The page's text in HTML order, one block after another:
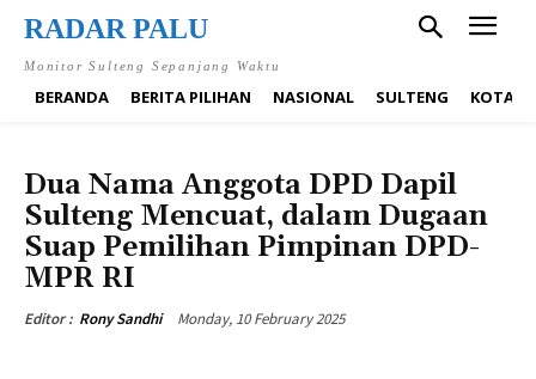
RADAR PALU
Monitor Sulteng Sepanjang Waktu
BERANDA BERITA PILIHAN NASIONAL SULTENG KOTA
Dua Nama Anggota DPD Dapil
Sulteng Mencuat, dalam Dugaan
Suap Pemilihan Pimpinan DPD-
MPR RI
Editor : Rony Sandhi Monday, 10 February 2025